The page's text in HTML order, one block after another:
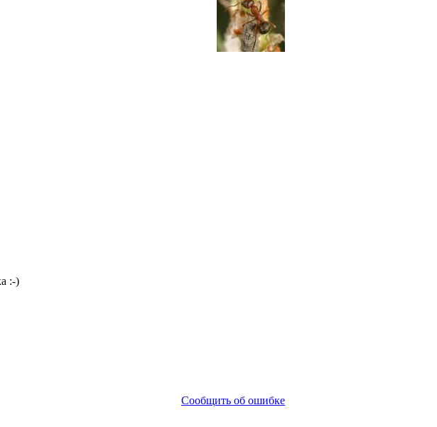
:-)
Сообщить об ошибке